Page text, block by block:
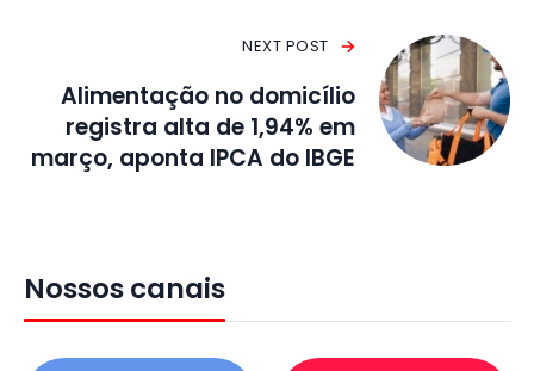
NEXT POST
Alimentação no domicílio
registra alta de 1,94% em
março, aponta IPCA do IBGE
Nossos canais